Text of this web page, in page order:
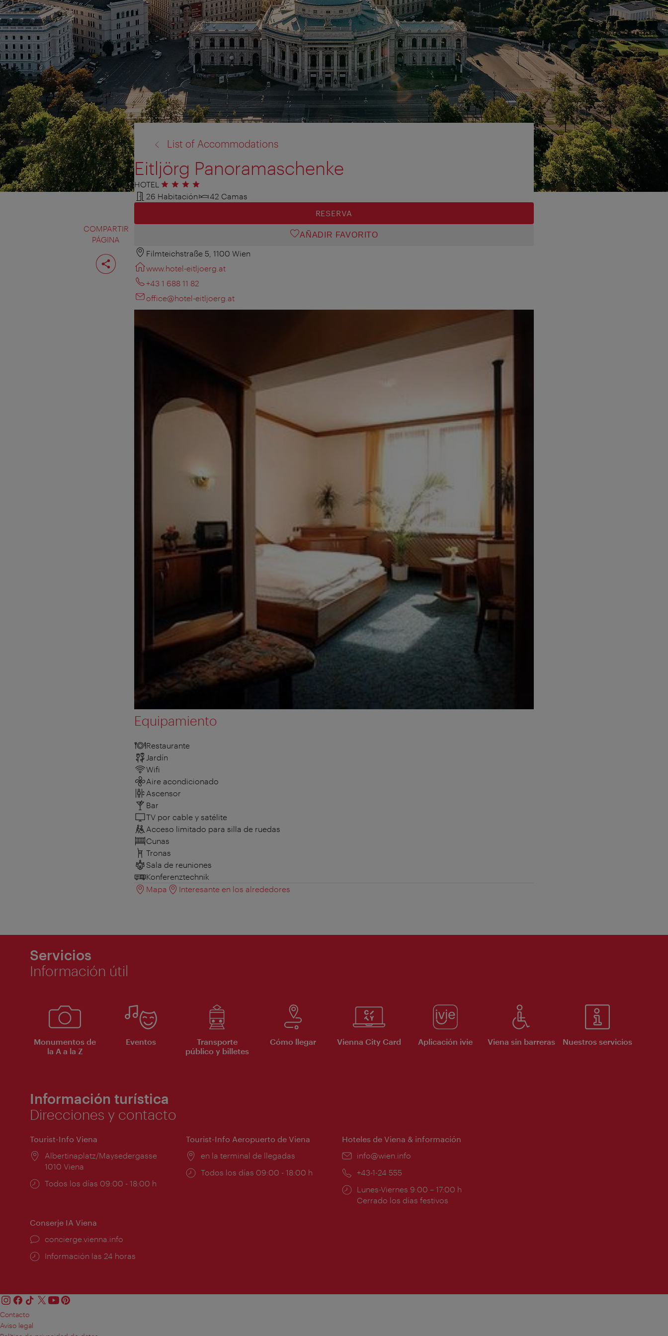
COMPARTIR
PÁGINA
Compartir
página
List of Accommodations
Eitljörg Panoramaschenke
HOTEL 4 estrellas
26 Habitación
42 Camas
RESERVA
AÑADIR FAVORITO
Filmteichstraße 5, 1100 Wien
www.hotel-eitljoerg.at
+43 1 688 11 82
office@hotel-eitljoerg.at
Equipamiento
Restaurante
Jardín
Wifi
Aire acondicionado
Ascensor
Bar
TV por cable y satélite
Acceso limitado para silla de ruedas
Cunas
Tronas
Sala de reuniones
Konferenztechnik
Mapa
Interesante en los alrededores
Servicios
Información útil
Monumentos de
la A a la Z
Eventos
Transporte
público y billetes
Cómo llegar Vienna City Card Aplicación ivie Viena sin barreras Nuestros servicios
Información turística
Direcciones y contacto
Tourist-Info Viena
Lugar:
Albertinaplatz/Maysedergasse
1010 Viena
Horarios
Todos los días 09:00 - 18:00 h
Tourist-Info Aeropuerto de Viena
Lugar:
en la terminal de llegadas
Horarios
Todos los días 09:00 - 18:00 h
Hoteles de Viena & información
e-
info@wien.info
Teléfono:
+43-1-24 555
Horarios
de
Lunes-Viernes 9:00 – 17:00 h
Cerrado los días festivos
Conserje IA Viena
concierge.vienna.info
Información las 24 horas
Contacto
Aviso legal